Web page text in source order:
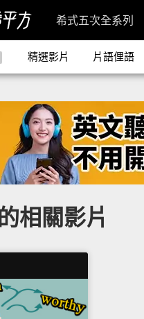
希式五次全系列
精選影片 片語俚語
相關影片